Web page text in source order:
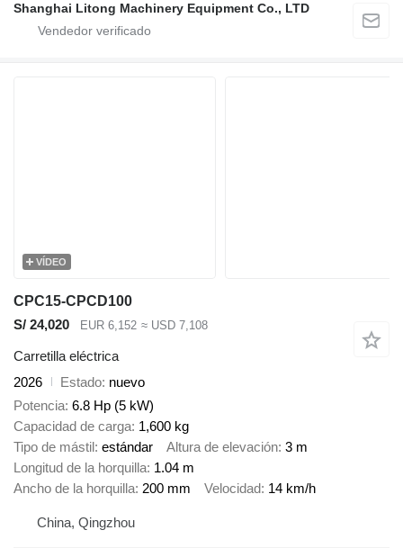
Shanghai Litong Machinery Equipment Co., LTD
VÍDEO
CPC15-CPCD100
S/ 24,020
EUR 6,152 ≈ USD 7,108
Carretilla eléctrica
2026
Estado nuevo
Potencia 6.8 Hp (5 kW)
Capacidad de carga 1,600 kg
Tipo de mástil estándar Altura de elevación 3 m
Longitud de la horquilla 1.04 m
Ancho de la horquilla 200 mm Velocidad 14 km/h
China, Qingzhou